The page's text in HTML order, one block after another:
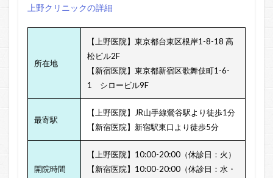
上野クリニックの詳細
所在地
【上野医院】東京都台東区根岸1-8-18 高
松ビル2F
【新宿医院】東京都新宿区歌舞伎町1-6-
1 シロービル9F
最寄駅
【上野医院】JR山手線鶯谷駅より徒歩1分
【新宿医院】新宿駅東口より徒歩5分
開院時間
【上野医院】10:00-20:00（休診日：火）
【新宿医院】10:00-20:00（休診日：水・